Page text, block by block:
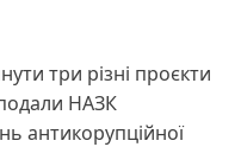
три різні проєкти
подали НАЗК
антикорупційної